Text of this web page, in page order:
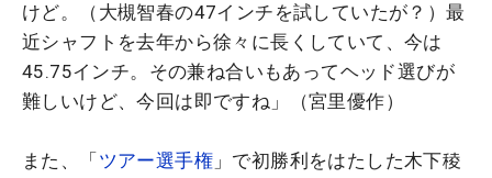
けど。（大槻智春の47インチを試していたが？）最
近シャフトを去年から徐々に長くしていて、今は
45.75インチ。その兼ね合いもあってヘッド選びが
難しいけど、今回は即ですね」（宮里優作）
また、「 ツアー選手権 」で初勝利をはたした木下稜